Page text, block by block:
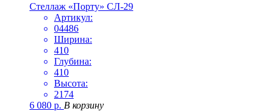
Стеллаж «Порту» СЛ-29
Артикул:
04486
Ширина:
410
Глубина:
410
Высота:
2174
6 080 р. В корзину